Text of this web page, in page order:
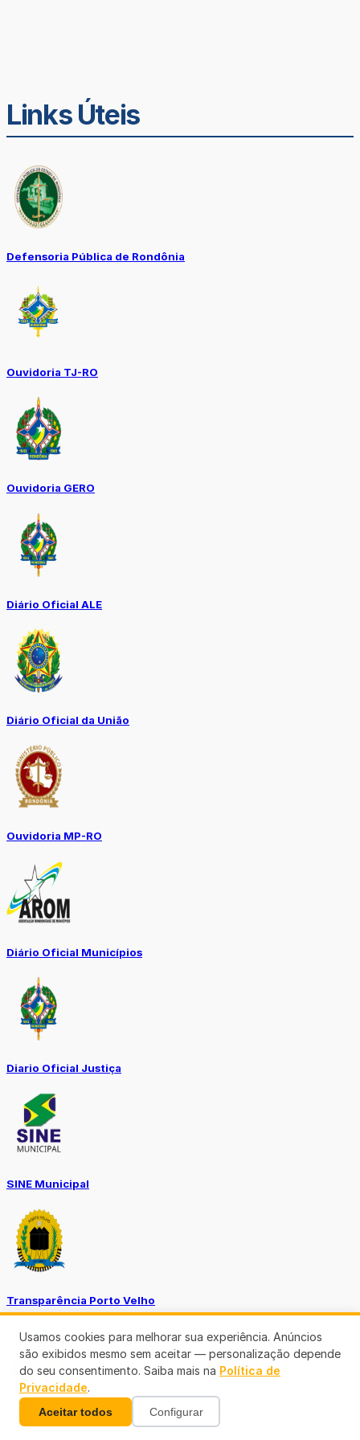
Links Úteis
Defensoria Pública de Rondônia
Ouvidoria TJ-RO
Ouvidoria GERO
Diário Oficial ALE
Diário Oficial da União
Ouvidoria MP-RO
Diário Oficial Municípios
Diario Oficial Justiça
SINE Municipal
Transparência Porto Velho
SEMUSA
Usamos cookies para melhorar sua experiência. Anúncios
são exibidos mesmo sem aceitar — personalização depende
do seu consentimento. Saiba mais na Política de
Privacidade.
Aceitar todos Configurar